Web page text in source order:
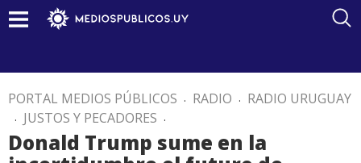
PORTAL MEDIOS PÚBLICOS . RADIO . RADIO URUGUAY
. JUSTOS Y PECADORES .
Donald Trump sume en la